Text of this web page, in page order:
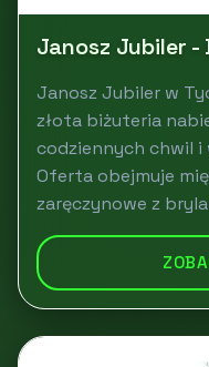
Janosz Jubiler
Janosz Jubiler w
złota biżuteria
codziennych chwil
Oferta obejmuje
zaręczynowe z